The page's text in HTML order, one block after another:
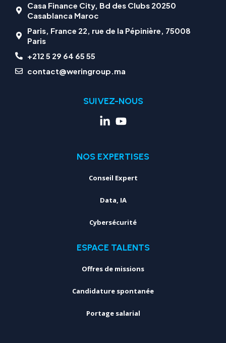
Casa Finance City, Bd des Clubs 20250
Casablanca Maroc
Paris, France 22, rue de la Pépinière, 75008
Paris
+212 5 29 64 65 55
contact@weringroup.ma
SUIVEZ-NOUS
NOS EXPERTISES
Conseil Expert
Data, IA
Cybersécurité
ESPACE TALENTS
Offres de missions
Candidature spontanée
Portage salarial